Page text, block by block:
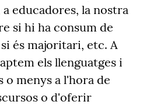
educadores, la nostra
si hi ha consum de
és majoritari, etc. A
els llenguatges i
menys a l'hora de
o d'oferir